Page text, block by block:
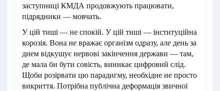
заступниці КМДА продовжують працювати,
підрядники — мовчать.
У цій тиші — не спокій. У цій тиші — інституційна
корозія. Вона не вражає організм одразу, але день за
днем відкушує нервові закінчення держави — там,
де мала би бути совість, виникає цифровий слід.
Щоби розірвати цю парадигму, необхідне не просто
викриття. Потрібна публічна деформація звичної